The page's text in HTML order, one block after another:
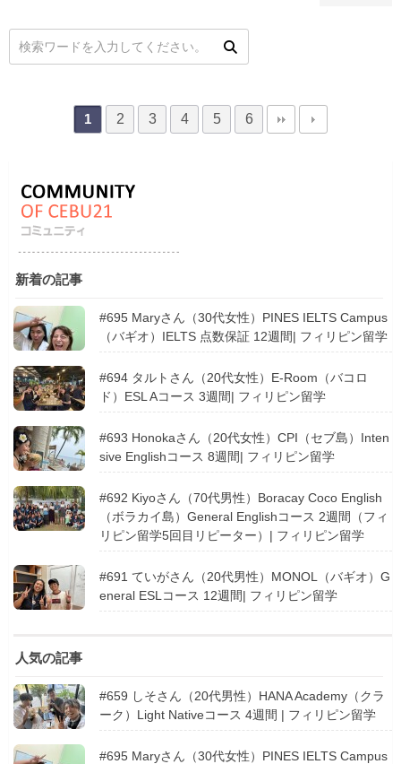
1 2 3 4 5 6
新着の記事
#695 Maryさん（30代女性）PINES IELTS Campus
（バギオ）IELTS 点数保証 12週間| フィリピン留学
#694 タルトさん（20代女性）E-Room（バコロ
ド）ESL Aコース 3週間| フィリピン留学
#693 Honokaさん（20代女性）CPI（セブ島）Inten
sive Englishコース 8週間| フィリピン留学
#692 Kiyoさん（70代男性）Boracay Coco English
（ボラカイ島）General Englishコース 2週間（フィ
リピン留学5回目リピーター）| フィリピン留学
#691 ていがさん（20代男性）MONOL（バギオ）G
eneral ESLコース 12週間| フィリピン留学
人気の記事
#659 しそさん（20代男性）HANA Academy（クラ
ーク）Light Nativeコース 4週間 | フィリピン留学
#695 Maryさん（30代女性）PINES IELTS Campus